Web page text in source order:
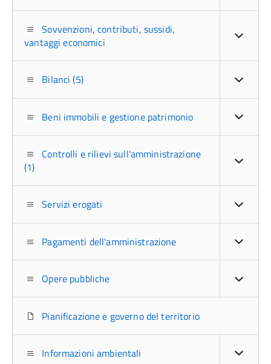
Sovvenzioni, contributi, sussidi,
vantaggi economici
Bilanci (5)
Beni immobili e gestione patrimonio
Controlli e rilievi sull'amministrazione
(1)
Servizi erogati
Pagamenti dell'amministrazione
Opere pubbliche
Pianificazione e governo del territorio
Informazioni ambientali